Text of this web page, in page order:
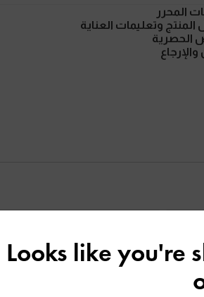
المحرر
المنتج وتعليمات العناية
الحصرية
Looks like you're